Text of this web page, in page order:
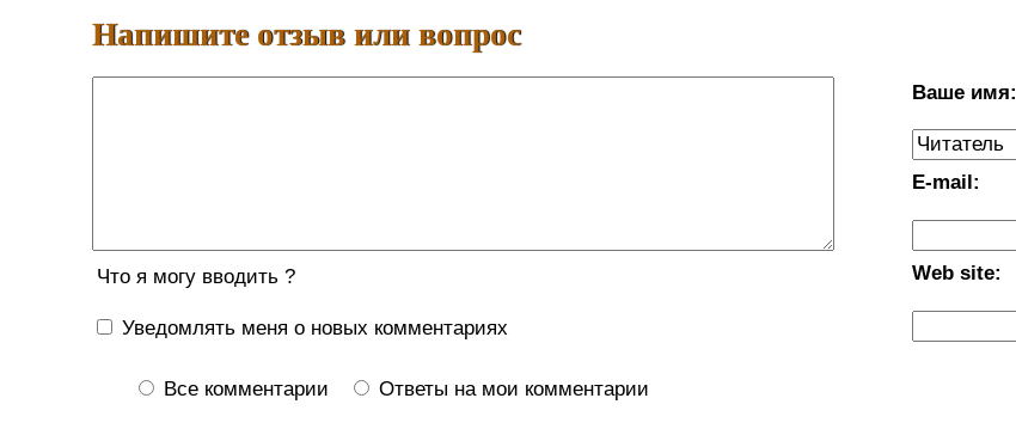
Напишите отзыв или вопрос
Ваше имя:
E-mail:
Web site:
Что я могу вводить ?
Уведомлять меня о новых комментариях
Все комментарии Ответы на мои комментарии